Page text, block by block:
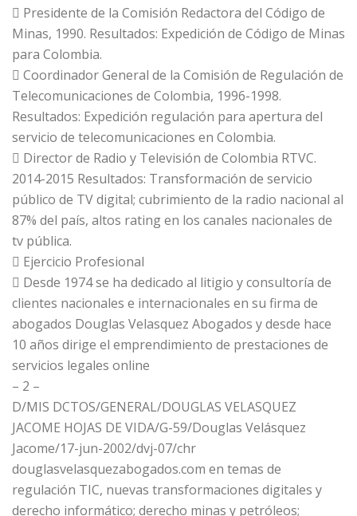
 Presidente de la Comisión Redactora del Código de
Minas, 1990. Resultados: Expedición de Código de Minas
para Colombia.
 Coordinador General de la Comisión de Regulación de
Telecomunicaciones de Colombia, 1996-1998.
Resultados: Expedición regulación para apertura del
servicio de telecomunicaciones en Colombia.
 Director de Radio y Televisión de Colombia RTVC.
2014-2015 Resultados: Transformación de servicio
público de TV digital; cubrimiento de la radio nacional al
87% del país, altos rating en los canales nacionales de
tv pública.
 Ejercicio Profesional
 Desde 1974 se ha dedicado al litigio y consultoría de
clientes nacionales e internacionales en su firma de
abogados Douglas Velasquez Abogados y desde hace
10 años dirige el emprendimiento de prestaciones de
servicios legales online
– 2 –
D/MIS DCTOS/GENERAL/DOUGLAS VELASQUEZ
JACOME HOJAS DE VIDA/G-59/Douglas Velásquez
Jacome/17-jun-2002/dvj-07/chr
douglasvelasquezabogados.com en temas de
regulación TIC, nuevas transformaciones digitales y
derecho informático; derecho minas y petróleos;